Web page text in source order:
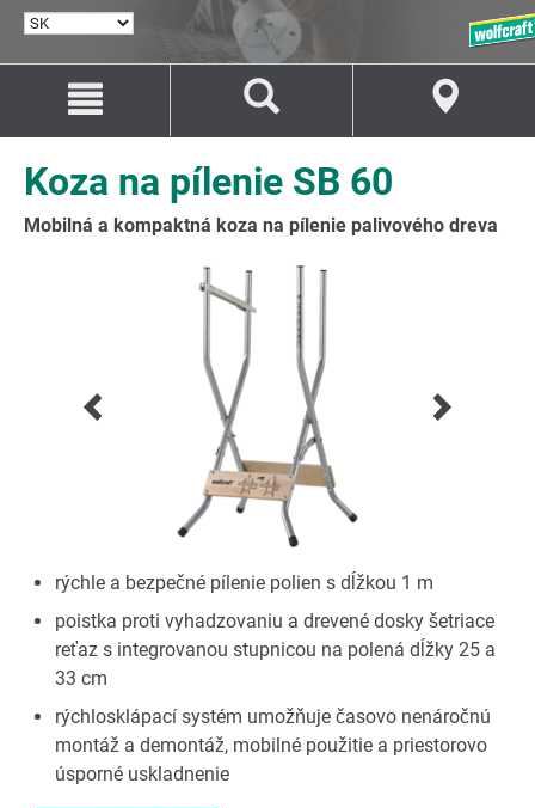
Obsah
Navigáciu
Koza na pílenie SB 60
Mobilná a kompaktná koza na pílenie palivového dreva
rýchle a bezpečné pílenie polien s dĺžkou 1 m
poistka proti vyhadzovaniu a drevené dosky šetriace
reťaz s integrovanou stupnicou na polená dĺžky 25 a
33 cm
rýchlosklápací systém umožňuje časovo nenáročnú
montáž a demontáž, mobilné použitie a priestorovo
úsporné uskladnenie